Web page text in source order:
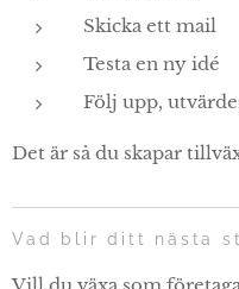
Skicka ett mail
Testa en ny idé
Följ upp,
Det är så du skapar
Vad blir ditt nästa